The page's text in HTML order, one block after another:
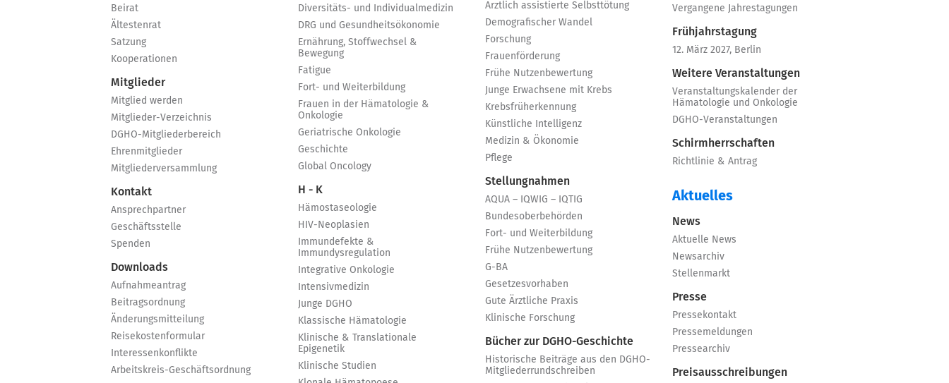
Beirat
Ältestenrat
Satzung
Kooperationen
Mitglieder
Mitglied werden
Mitglieder-Verzeichnis
DGHO-Mitgliederbereich
Ehrenmitglieder
Mitgliederversammlung
Kontakt
Ansprechpartner
Geschäftsstelle
Spenden
Downloads
Aufnahmeantrag
Beitragsordnung
Änderungsmitteilung
Reisekostenformular
Interessenkonflikte
Arbeitskreis-Geschäftsordnung
Diversitäts- und Individualmedizin
DRG und Gesundheitsökonomie
Ernährung, Stoffwechsel &
Bewegung
Fatigue
Fort- und Weiterbildung
Frauen in der Hämatologie &
Onkologie
Geriatrische Onkologie
Geschichte
Global Oncology
H - K
Hämostaseologie
HIV-Neoplasien
Immundefekte &
Immundysregulation
Integrative Onkologie
Intensivmedizin
Junge DGHO
Klassische Hämatologie
Klinische & Translationale
Epigenetik
Klinische Studien
Ärztlich assistierte Selbsttötung
Demografischer Wandel
Forschung
Frauenförderung
Frühe Nutzenbewertung
Junge Erwachsene mit Krebs
Krebsfrüherkennung
Künstliche Intelligenz
Medizin & Ökonomie
Pflege
Stellungnahmen
AQUA – IQWIG – IQTIG
Bundesoberbehörden
Fort- und Weiterbildung
Frühe Nutzenbewertung
G-BA
Gesetzesvorhaben
Gute Ärztliche Praxis
Klinische Forschung
Bücher zur DGHO-Geschichte
Historische Beiträge aus den DGHO-
Mitgliederrundschreiben
Vergangene Jahrestagungen
Frühjahrstagung
12. März 2027, Berlin
Weitere Veranstaltungen
Veranstaltungskalender der
Hämatologie und Onkologie
DGHO-Veranstaltungen
Schirmherrschaften
Richtlinie & Antrag
Aktuelles
News
Aktuelle News
Newsarchiv
Stellenmarkt
Presse
Pressekontakt
Pressemeldungen
Pressearchiv
Preisausschreibungen